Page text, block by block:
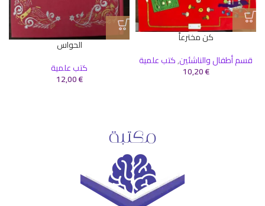
كن مخترعاً
قسم أطفال والناشئين,كتب علمية
10,20€
الحواس
كتب علمية
12,00€